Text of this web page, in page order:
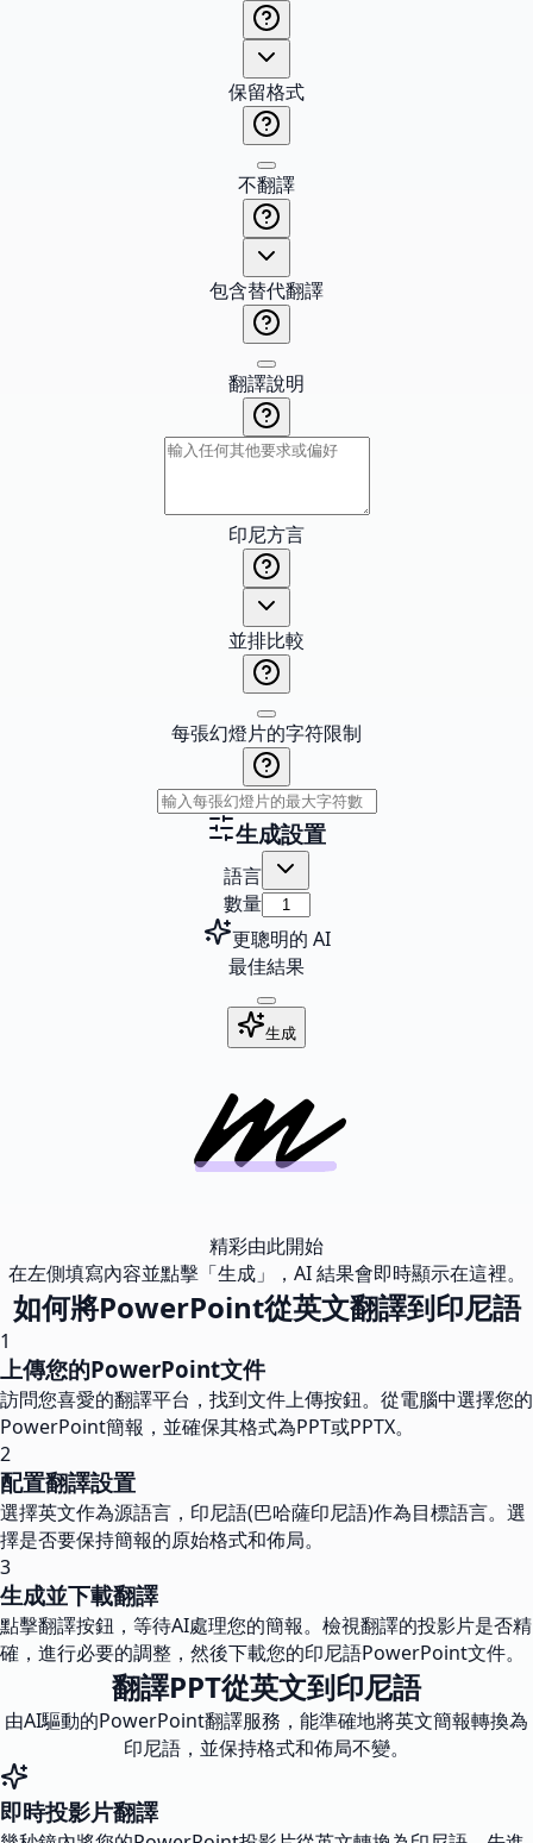
保留格式
不翻譯
包含替代翻譯
翻譯說明
印尼方言
並排比較
每張幻燈片的字符限制
生成設置
語言
數量
更聰明的 AI
最佳結果
生成
精彩由此開始
在左側填寫內容並點擊「生成」，AI 結果會即時顯示在這裡。
如何將PowerPoint從英文翻譯到印尼語
1
上傳您的PowerPoint文件
訪問您喜愛的翻譯平台，找到文件上傳按鈕。從電腦中選擇您的
PowerPoint簡報，並確保其格式為PPT或PPTX。
2
配置翻譯設置
選擇英文作為源語言，印尼語(巴哈薩印尼語)作為目標語言。選
擇是否要保持簡報的原始格式和佈局。
3
生成並下載翻譯
點擊翻譯按鈕，等待AI處理您的簡報。檢視翻譯的投影片是否精
確，進行必要的調整，然後下載您的印尼語PowerPoint文件。
翻譯PPT從英文到印尼語
由AI驅動的PowerPoint翻譯服務，能準確地將英文簡報轉換為
印尼語，並保持格式和佈局不變。
即時投影片翻譯